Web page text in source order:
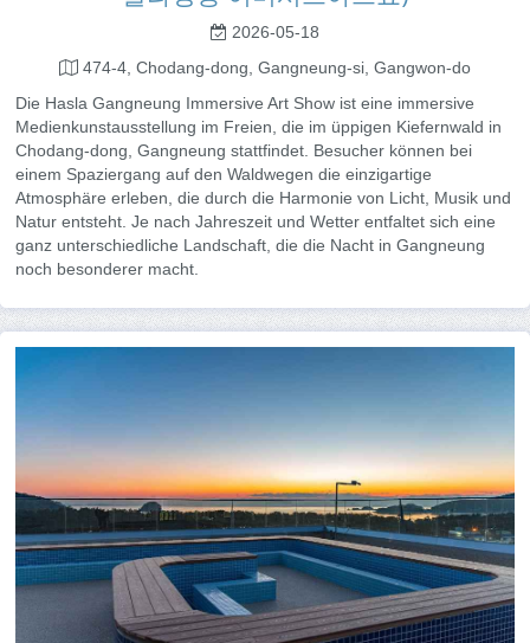
2026-05-18
474-4, Chodang-dong, Gangneung-si, Gangwon-do
Die Hasla Gangneung Immersive Art Show ist eine immersive
Medienkunstausstellung im Freien, die im üppigen Kiefernwald in
Chodang-dong, Gangneung stattfindet. Besucher können bei
einem Spaziergang auf den Waldwegen die einzigartige
Atmosphäre erleben, die durch die Harmonie von Licht, Musik und
Natur entsteht. Je nach Jahreszeit und Wetter entfaltet sich eine
ganz unterschiedliche Landschaft, die die Nacht in Gangneung
noch besonderer macht.